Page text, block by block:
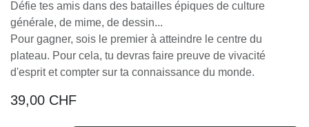
Défie tes amis dans des batailles épiques de culture
générale, de mime, de dessin...
Pour gagner, sois le premier à atteindre le centre du
plateau. Pour cela, tu devras faire preuve de vivacité
d'esprit et compter sur ta connaissance du monde.
39,00 CHF